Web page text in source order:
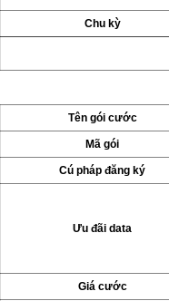
Chu kỳ
Tên gói cước
Mã gói
Cú pháp đăng ký
Ưu đãi data
Giá cước